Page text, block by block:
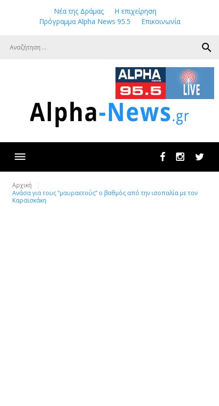
Νέα της Δράμας
Η επιχείρηση
Πρόγραμμα Alpha News 95.5
Επικοινωνία
search
FacebookInstagram
Αρχική
Ανάσα για τους “μαυραετούς” ο βαθμός από την ισοπαλία με τον
Καραϊσκάκη